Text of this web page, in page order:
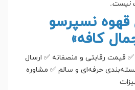
نسپرسو
کافه»
قیمت رقابتی و منصفانه ✅ ارسال
حرفه‌ای و سالم ✅ مشاوره